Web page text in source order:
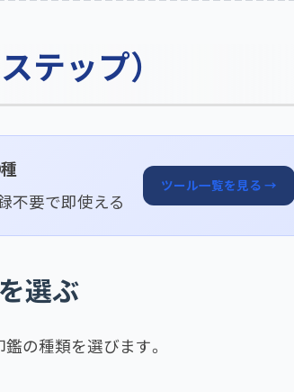
テップ）
不要で即使える
ツール一覧を見る →
選ぶ
の種類を選びます。